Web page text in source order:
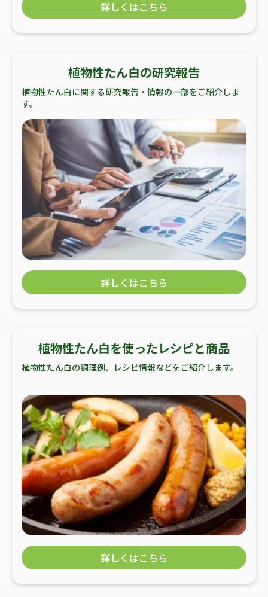
詳しくはこちら
植物性たん白の研究報告
植物性たん白に関する研究報告・情報の一部をご紹介しま
す。
詳しくはこちら
植物性たん白を使ったレシピと商品
植物性たん白の調理例、レシピ情報などをご紹介します。
詳しくはこちら